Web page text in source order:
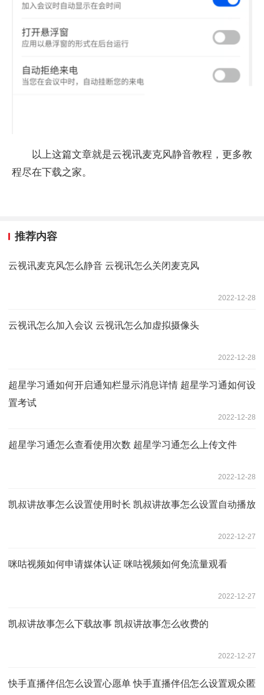
以上这篇文章就是云视讯麦克风静音教程，更多教
程尽在下载之家。
推荐内容
云视讯麦克风怎么静音 云视讯怎么关闭麦克风
2022-12-28
云视讯怎么加入会议 云视讯怎么加虚拟摄像头
2022-12-28
超星学习通如何开启通知栏显示消息详情 超星学习通如何设
置考试
2022-12-28
超星学习通怎么查看使用次数 超星学习通怎么上传文件
2022-12-28
凯叔讲故事怎么设置使用时长 凯叔讲故事怎么设置自动播放
2022-12-27
咪咕视频如何申请媒体认证 咪咕视频如何免流量观看
2022-12-27
凯叔讲故事怎么下载故事 凯叔讲故事怎么收费的
2022-12-27
快手直播伴侣怎么设置心愿单 快手直播伴侣怎么设置观众匿